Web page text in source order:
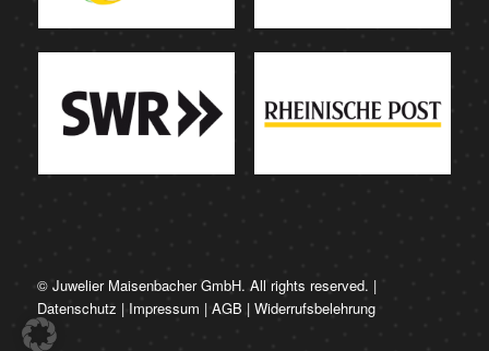
© Juwelier Maisenbacher GmbH. All rights reserved. |
Datenschutz | Impressum | AGB | Widerrufsbelehrung